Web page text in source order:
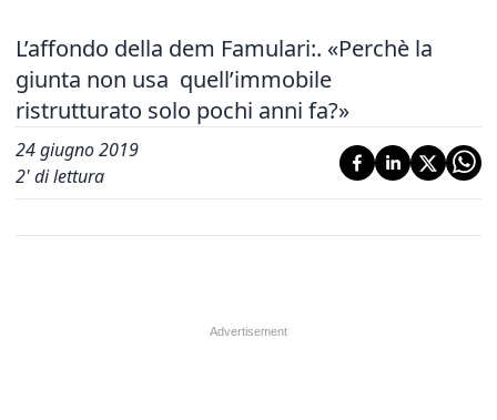
L’affondo della dem Famulari:. «Perchè la
giunta non usa quell’immobile
ristrutturato solo pochi anni fa?»
24 giugno 2019
2' di lettura